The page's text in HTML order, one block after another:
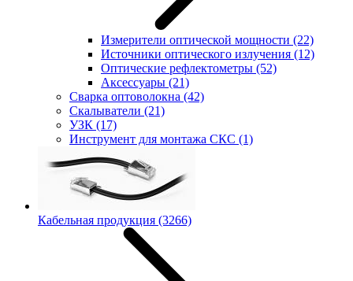
Измерители оптической мощности (22)
Источники оптического излучения (12)
Оптические рефлектометры (52)
Аксессуары (21)
Сварка оптоволокна (42)
Скалыватели (21)
УЗК (17)
Инструмент для монтажа СКС (1)
Кабельная продукция (3266)